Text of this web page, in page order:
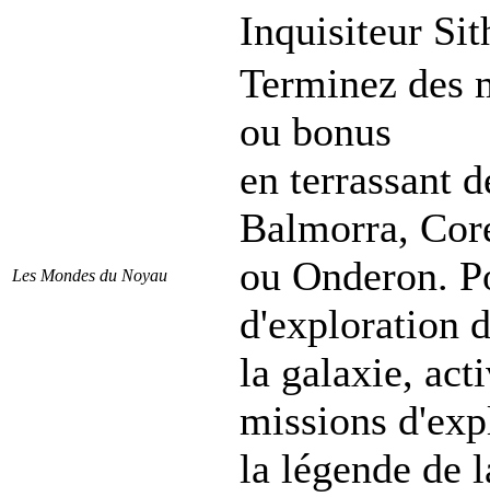
Inquisiteur
Les Mondes du Noyau
Terminez des
ou bonus
en terrassant
Balmorra,
ou Onderon.
d'exploration
la galaxie,
missions
la légende de